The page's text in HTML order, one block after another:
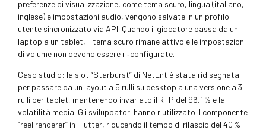
preferenze di visualizzazione, come tema scuro, lingua (italiano,
inglese) e impostazioni audio, vengono salvate in un profilo
utente sincronizzato via API. Quando il giocatore passa da un
laptop a un tablet, il tema scuro rimane attivo e le impostazioni
di volume non devono essere ri‑configurate.
Caso studio: la slot “Starburst” di NetEnt è stata ridisegnata
per passare da un layout a 5 rulli su desktop a una versione a 3
rulli per tablet, mantenendo invariato il RTP del 96,1 % e la
volatilità media. Gli sviluppatori hanno riutilizzato il componente
“reel renderer” in Flutter, riducendo il tempo di rilascio del 40 %